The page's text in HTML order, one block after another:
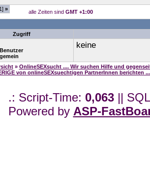
» alle Zeiten sind GMT +1:00
Zugriff
Benutzer
keine
» OnlineSEXsucht .... Wir suchen Hilfe und
von onlineSEXsuechtigen PartnerInnen berichten
.: Script-Time: 0,063||
Powered by ASP-